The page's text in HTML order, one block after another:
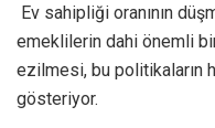
Ev sahipliği oranının
emeklilerin dahi önemli
ezilmesi, bu politikaların
gösteriyor.